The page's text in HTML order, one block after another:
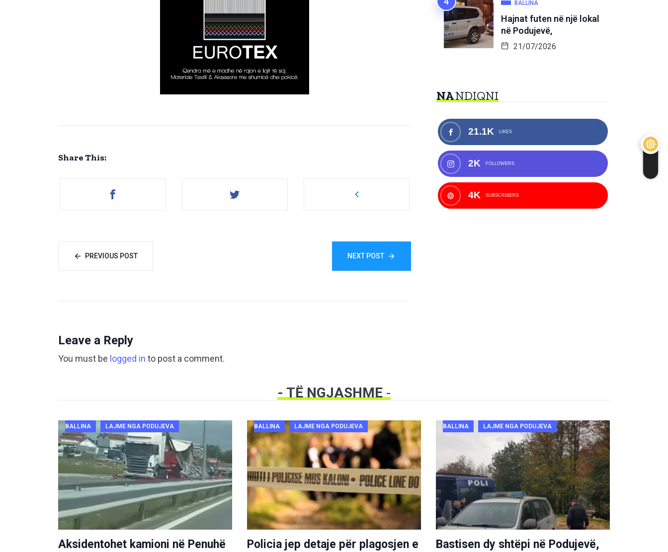
Share This:
PREVIOUS POST NEXT POST
Leave a Reply
You must be logged in to post a comment.
BALLINA
Hajnat futen në një lokal
në Podujevë,
21/07/2026
NANDIQNI
21.1K LIKES
2K FOLLOWERS
4K SUBSCRIBERS
- TË NGJASHME-
BALLINA LAJME NGA PODUJEVA
Aksidentohet kamioni në Penuhë
BALLINA LAJME NGA PODUJEVA
Policia jep detaje për plagosjen e
BALLINA LAJME NGA PODUJEVA
Bastisen dy shtëpi në Podujevë,